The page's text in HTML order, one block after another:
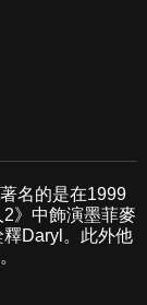
名的是在1999
》中飾演墨菲麥
Daryl。此外他